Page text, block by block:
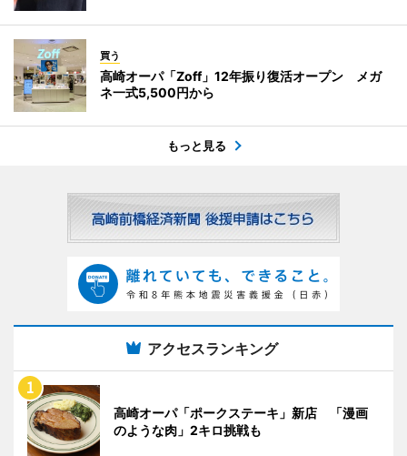
買う
高崎オーパ「Zoff」12年振り復活オープン メガ
ネ一式5,500円から
もっと見る
アクセスランキング
高崎オーパ「ポークステーキ」新店 「漫画
のような肉」2キロ挑戦も